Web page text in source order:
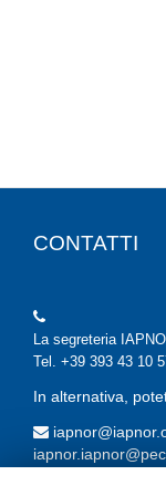
CONTATTI
La segreteria
Tel. +39 393 43 10
In alternativa,